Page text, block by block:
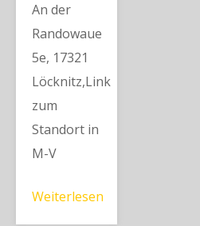
An der
Randowaue
5e, 17321
Löcknitz,Link
zum
Standort in
M-V
Weiterlesen